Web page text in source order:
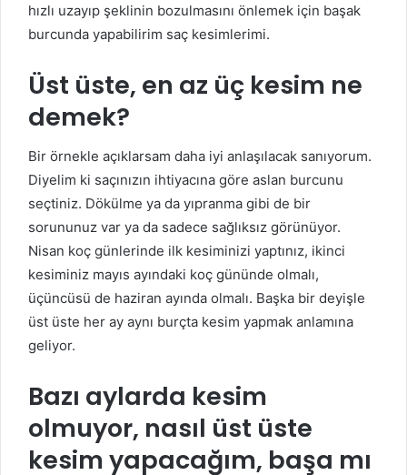
hızlı uzayıp şeklinin bozulmasını önlemek için başak
burcunda yapabilirim saç kesimlerimi.
Üst üste, en az üç kesim ne
demek?
Bir örnekle açıklarsam daha iyi anlaşılacak sanıyorum.
Diyelim ki saçınızın ihtiyacına göre aslan burcunu
seçtiniz. Dökülme ya da yıpranma gibi de bir
sorununuz var ya da sadece sağlıksız görünüyor.
Nisan koç günlerinde ilk kesiminizi yaptınız, ikinci
kesiminiz mayıs ayındaki koç gününde olmalı,
üçüncüsü de haziran ayında olmalı. Başka bir deyişle
üst üste her ay aynı burçta kesim yapmak anlamına
geliyor.
Bazı aylarda kesim
olmuyor, nasıl üst üste
kesim yapacağım, başa mı